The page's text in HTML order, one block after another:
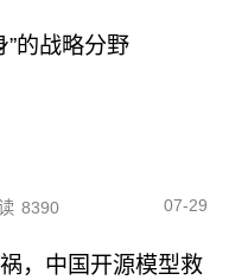
”的战略分野
8390 07-29
，中国开源模型救